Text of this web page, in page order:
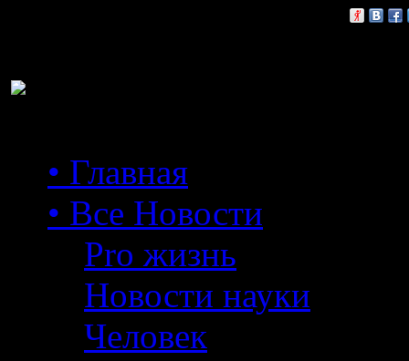
• Главная
• Все Новости
Pro жизнь
Новости науки
Человек